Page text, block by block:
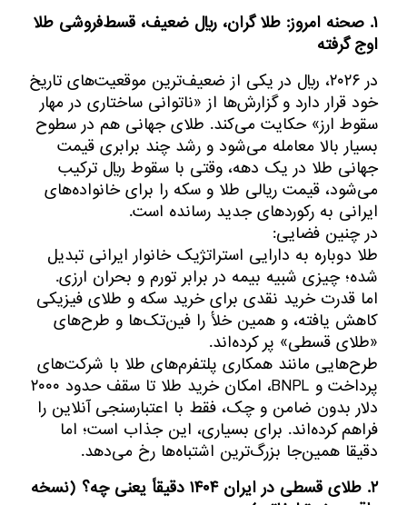
۱. صحنه امروز: طلا گران، ریال ضعیف، قسط‌فروشی طلا
اوج گرفته
در ۲۰۲۶، ریال در یکی از ضعیف‌ترین موقعیت‌های تاریخ
خود قرار دارد و گزارش‌ها از «ناتوانی ساختاری در مهار
سقوط ارز» حکایت می‌کند. طلای جهانی هم در سطوح
بسیار بالا معامله می‌شود و رشد چند برابری قیمت
جهانی طلا در یک دهه، وقتی با سقوط ریال ترکیب
می‌شود، قیمت ریالی طلا و سکه را برای خانواده‌های
ایرانی به رکوردهای جدید رسانده است.
در چنین فضایی:
طلا دوباره به دارایی استراتژیک خانوار ایرانی تبدیل
شده؛ چیزی شبیه بیمه در برابر تورم و بحران ارزی.
اما قدرت خرید نقدی برای خرید سکه و طلای فیزیکی
کاهش یافته، و همین خلأ را فین‌تک‌ها و طرح‌های
«طلای قسطی» پر کرده‌اند.
طرح‌هایی مانند همکاری پلتفرم‌های طلا با شرکت‌های
پرداخت و BNPL، امکان خرید طلا تا سقف حدود ۲۰۰۰
دلار بدون ضامن و چک، فقط با اعتبارسنجی آنلاین را
فراهم کرده‌اند. برای بسیاری، این جذاب است؛ اما
دقیقا همین‌جا بزرگ‌ترین اشتباه‌ها رخ می‌دهد.
۲. طلای قسطی در ایران ۱۴۰۴ دقیقاً یعنی چه؟ (نسخه